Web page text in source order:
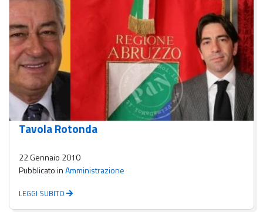
Tavola Rotonda
22 Gennaio 2010
Pubblicato inAmministrazione
LEGGI SUBITO